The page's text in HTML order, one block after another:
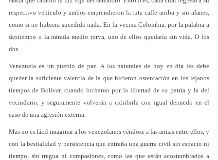
respectivo vehículo y ambos emprendieron la ruta calle arriba y sin afanes,
como si no hubiera sucedido nada. En la vecina Colombia, por la palabra a
destiempo o la mirada medio torva, uno de ellos quedaría sin vida. O los
dos.
Venezuela es un pueblo de paz. A los naturales de hoy en día les debe
quedar la suficiente valentía de la que hicieron ostentación en los lejanos
tiempos de Bolívar, cuando lucharon por la libertad de su patria y la del
vecindario, y seguramente volverán a exhibirla con igual denuedo en el
caso de una agresión externa.
Mas no es fácil imaginar a los venezolanos yéndose a las armas entre ellos, y
con la bestialidad y persistencia que entraña una guerra civil sin espacio ni
tiempo, sin tregua ni compasiones, como las que están acostumbrados a